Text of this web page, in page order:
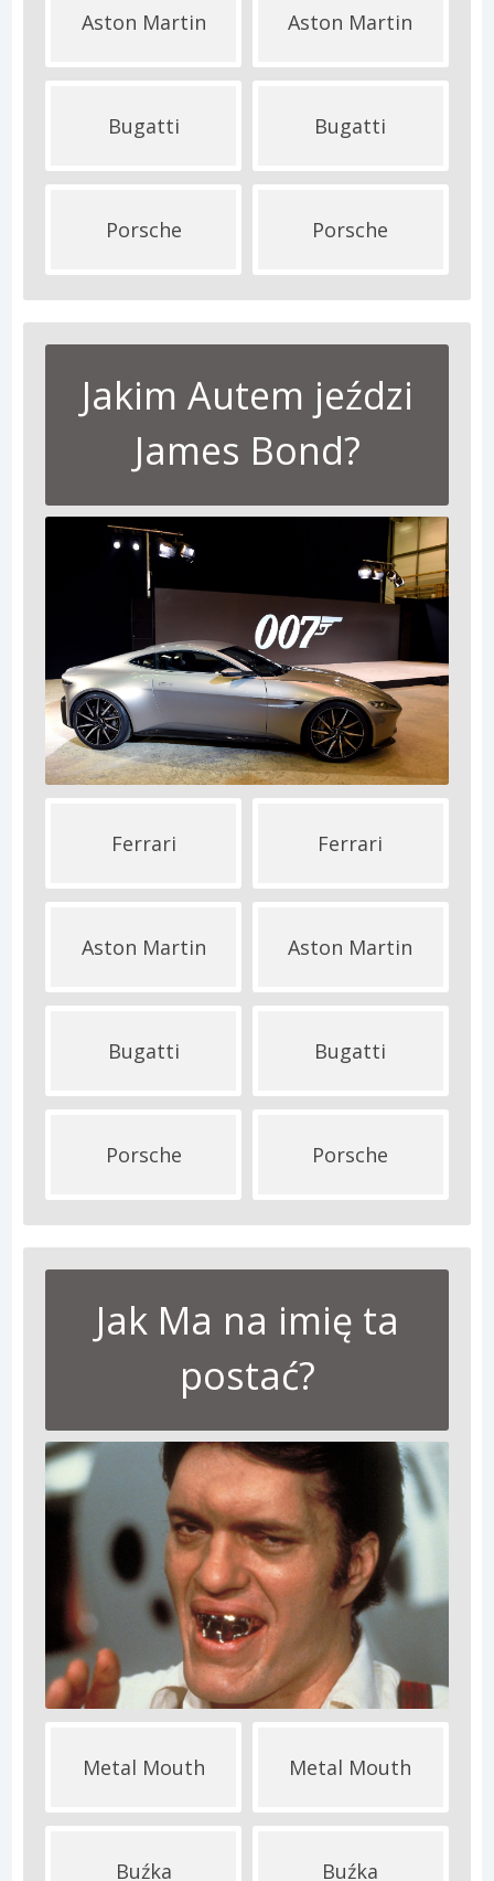
Aston Martin Aston Martin
Bugatti Bugatti
Porsche Porsche
Jakim Autem jeździ
James Bond?
Ferrari Ferrari
Aston Martin Aston Martin
Bugatti Bugatti
Porsche Porsche
Jak Ma na imię ta
postać?
Metal Mouth Metal Mouth
Buźka Buźka